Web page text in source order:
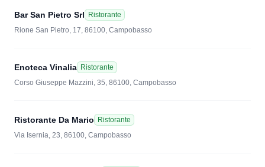
Bar San Pietro Srl
Ristorante
Rione San Pietro, 17, 86100, Campobasso
Enoteca Vinalia Ristorante
Corso Giuseppe Mazzini, 35, 86100, Campobasso
Ristorante Da Mario
Ristorante
Via Isernia, 23, 86100, Campobasso